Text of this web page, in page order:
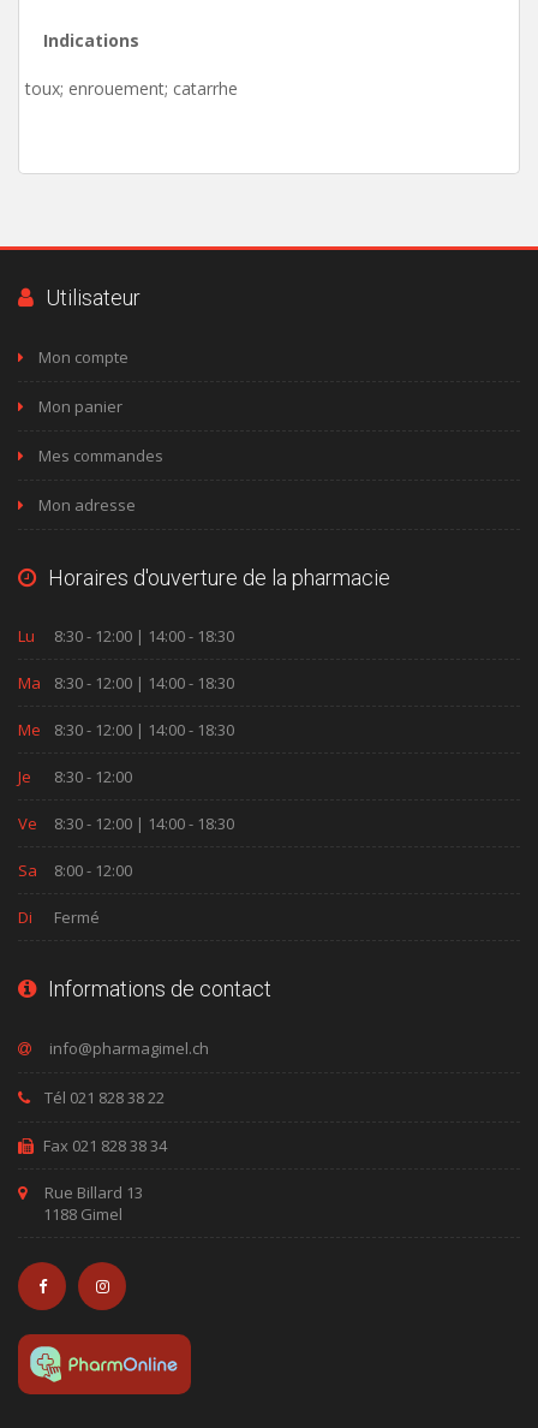
Indications
toux; enrouement; catarrhe
Utilisateur
Mon compte
Mon panier
Mes commandes
Mon adresse
Horaires d'ouverture de la pharmacie
Lu 8:30 - 12:00 | 14:00 - 18:30
Ma 8:30 - 12:00 | 14:00 - 18:30
Me 8:30 - 12:00 | 14:00 - 18:30
Je 8:30 - 12:00
Ve 8:30 - 12:00 | 14:00 - 18:30
Sa 8:00 - 12:00
Di Fermé
Informations de contact
Tél 021 828 38 22
Fax 021 828 38 34
Rue Billard 13
1188 Gimel